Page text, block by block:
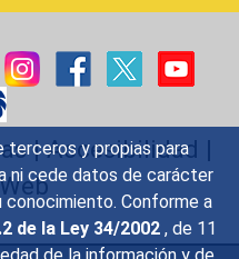
terceros y propias para
ni cede datos de carácter
conocimiento. Conforme a
de la Ley 34/2002 , de 11
|Accesibilidad |